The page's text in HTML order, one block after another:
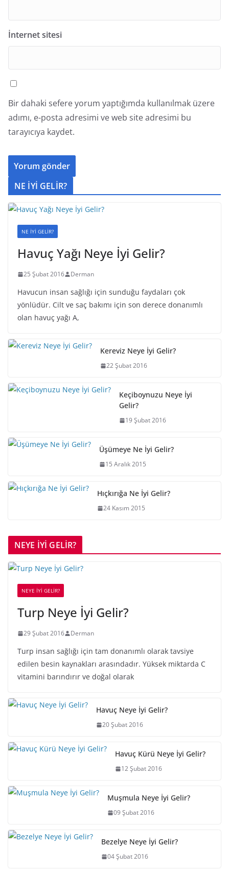
İnternet sitesi
Bir dahaki sefere yorum yaptığımda kullanılmak üzere
adımı, e-posta adresimi ve web site adresimi bu
tarayıcıya kaydet.
NE İYİ GELİR?
NE İYİ GELİR?
Havuç Yağı Neye İyi Gelir?
25 Şubat 2016 Derman
Havucun insan sağlığı için sunduğu faydaları çok
yönlüdür. Cilt ve saç bakımı için son derece donanımlı
olan havuç yağı A,
Kereviz Neye İyi Gelir?
22 Şubat 2016
Keçiboynuzu Neye İyi
Gelir?
19 Şubat 2016
Üşümeye Ne İyi Gelir?
15 Aralık 2015
Hıçkırığa Ne İyi Gelir?
24 Kasım 2015
NEYE İYİ GELİR?
NEYE İYİ GELİR?
Turp Neye İyi Gelir?
29 Şubat 2016 Derman
Turp insan sağlığı için tam donanımlı olarak tavsiye
edilen besin kaynakları arasındadır. Yüksek miktarda C
vitamini barındırır ve doğal olarak
Havuç Neye İyi Gelir?
20 Şubat 2016
Havuç Kürü Neye İyi Gelir?
12 Şubat 2016
Muşmula Neye İyi Gelir?
09 Şubat 2016
Bezelye Neye İyi Gelir?
04 Şubat 2016